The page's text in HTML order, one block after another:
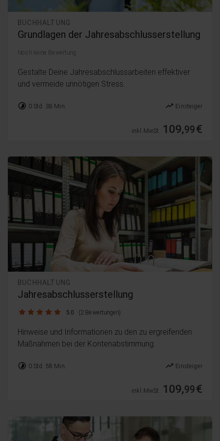
BUCHHALTUNG
Grundlagen der Jahresabschlusserstellung
Noch keine Bewertung
Gestalte Deine Jahresabschlussarbeiten effektiver
und vermeide unnötigen Stress.
timelapse 0 Std. 38 Min. trending_up Einsteiger
inkl. MwSt. 109,99€
BUCHHALTUNG
Jahresabschlusserstellung
5.0 / 5 5.0 (2 Bewertungen)
Hinweise und Informationen zu den zu ergreifenden
Maßnahmen bei der Kontenabstimmung.
timelapse 0 Std. 58 Min. trending_up Einsteiger
inkl. MwSt. 109,99€